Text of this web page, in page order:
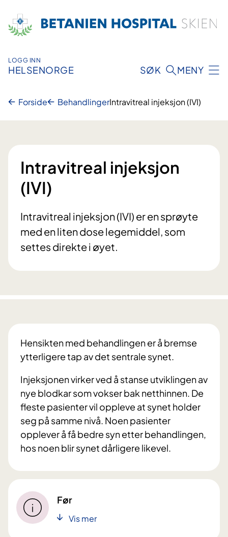
innhold
LOGG INN
HELSENORGE SØK MENY
Forside BehandlingerIntravitreal injeksjon (IVI)
Intravitreal injeksjon
(IVI)
Intravitreal injeksjon (IVI) er en sprøyte
med en liten dose legemiddel, som
settes direkte i øyet.
Hensikten med behandlingen er å bremse
ytterligere tap av det sentrale synet.
Injeksjonen virker ved å stanse utviklingen av
nye blodkar som vokser bak netthinnen. De
fleste pasienter vil oppleve at synet holder
seg på samme nivå. Noen pasienter
opplever å få bedre syn etter behandlingen,
hos noen blir synet dårligere likevel.
Før
Vis mer